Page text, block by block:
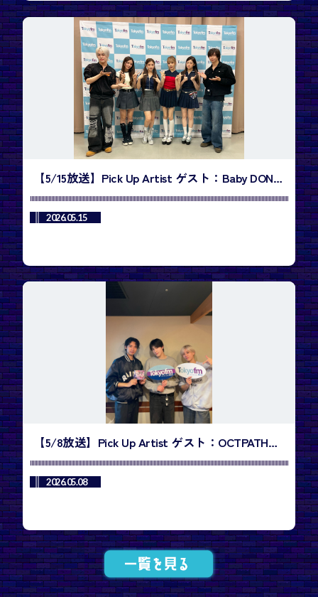
【5/15放送】Pick Up Artist ゲスト：Baby DONT
Cry・Miaさん、Kumiさん ／今週のランキング1
位は、BTS「SWIM」
2026.05.15
【5/8放送】Pick Up Artist ゲスト：OCTPATH・
小堀柊さん、西島蓮汰さん／今週のランキング1
位は、NEXZ「Mmchk」
2026.05.08